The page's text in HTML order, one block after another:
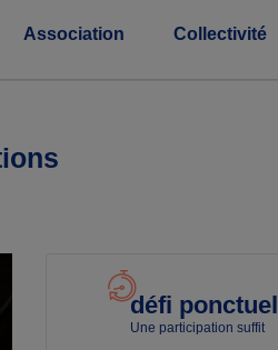
Association Collectivité
défi ponctuel
Une participation suffit